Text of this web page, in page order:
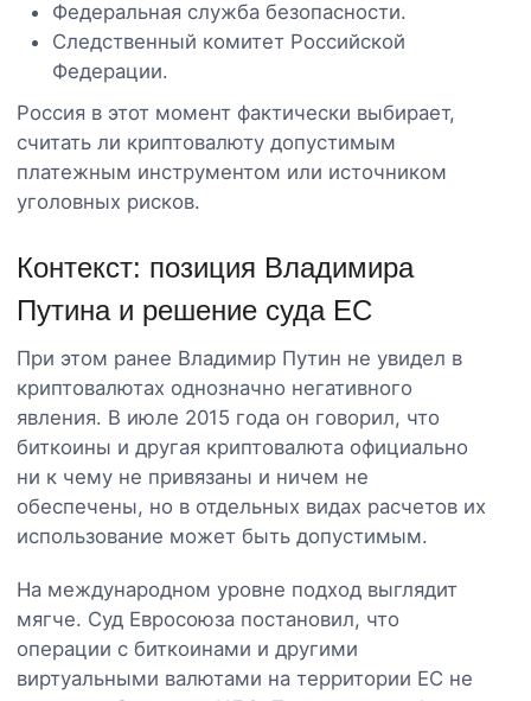
Федеральная служба безопасности.
Следственный комитет Российской
Федерации.
Россия в этот момент фактически выбирает,
считать ли криптовалюту допустимым
платежным инструментом или источником
уголовных рисков.
Контекст: позиция Владимира
Путина и решение суда ЕС
При этом ранее Владимир Путин не увидел в
криптовалютах однозначно негативного
явления. В июле 2015 года он говорил, что
биткоины и другая криптовалюта официально
ни к чему не привязаны и ничем не
обеспечены, но в отдельных видах расчетов их
использование может быть допустимым.
На международном уровне подход выглядит
мягче. Суд Евросоюза постановил, что
операции с биткоинами и другими
виртуальными валютами на территории ЕС не